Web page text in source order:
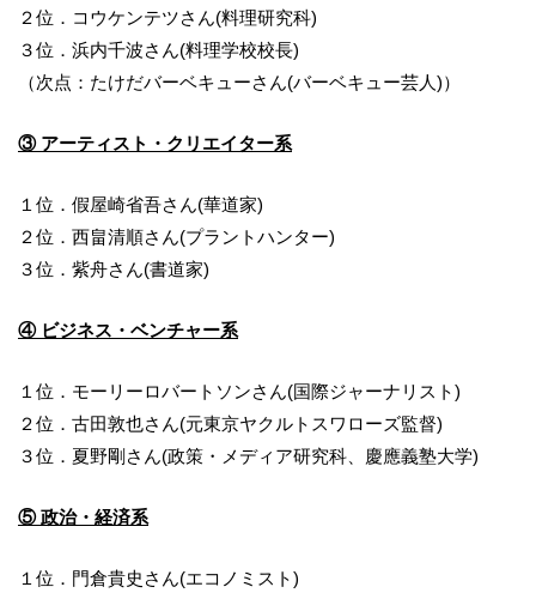
２位．コウケンテツさん(料理研究科)
３位．浜内千波さん(料理学校校長)
（次点：たけだバーベキューさん(バーベキュー芸人)）
③ アーティスト・クリエイター系
１位．假屋崎省吾さん(華道家)
２位．西畠清順さん(プラントハンター)
３位．紫舟さん(書道家)
④ ビジネス・ベンチャー系
１位．モーリーロバートソンさん(国際ジャーナリスト)
２位．古田敦也さん(元東京ヤクルトスワローズ監督)
３位．夏野剛さん(政策・メディア研究科、慶應義塾大学)
⑤ 政治・経済系
１位．門倉貴史さん(エコノミスト)